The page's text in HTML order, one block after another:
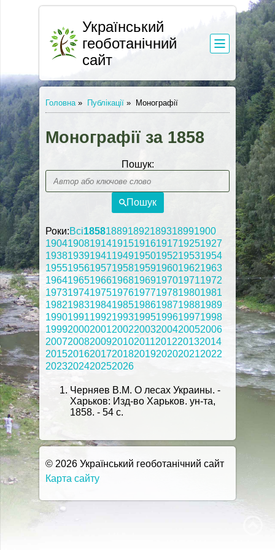
Український
геоботанічний
сайт
Головна » Публікації » Монографії
Монографії за 1858
Пошук:
Пошук
Роки:Всі185818891892189318991900
19041908191419151916191719251927
19381939194119491950195219531954
19551956195719581959196019621963
19641965196619681969197019711972
19731974197519761977197819801981
19821983198419851986198719881989
19901991199219931995199619971998
19992000200120022003200420052006
20072008200920102011201220132014
20152016201720182019202020212022
2023202420252026
Черняев В.М. О лесах Украины. -
Харьков: Изд-во Харьков. ун-та,
1858. - 54 с.
© 2026 Український геоботанічний сайт
Карта сайту